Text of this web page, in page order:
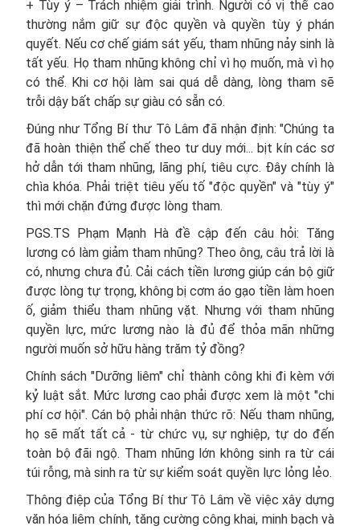
+ Tùy ý – Trách nhiệm giải trình. Người có vị thế cao
thường nắm giữ sự độc quyền và quyền tùy ý phán
quyết. Nếu cơ chế giám sát yếu, tham nhũng nảy sinh là
tất yếu. Họ tham nhũng không chỉ vì họ muốn, mà vì họ
có thể. Khi cơ hội làm sai quá dễ dàng, lòng tham sẽ
trỗi dậy bất chấp sự giàu có sẵn có.
Đúng như Tổng Bí thư Tô Lâm đã nhận định: "Chúng ta
đã hoàn thiện thể chế theo tư duy mới... bịt kín các sơ
hở dẫn tới tham nhũng, lãng phí, tiêu cực. Đây chính là
chìa khóa. Phải triệt tiêu yếu tố "độc quyền" và "tùy ý"
thì mới chặn đứng được lòng tham.
PGS.TS Phạm Mạnh Hà đề cập đến câu hỏi: Tăng
lương có làm giảm tham nhũng? Theo ông, câu trả lời là
có, nhưng chưa đủ. Cải cách tiền lương giúp cán bộ giữ
được lòng tự trọng, không bị cơm áo gạo tiền làm hoen
ố, giảm thiểu tham nhũng vặt. Nhưng với tham nhũng
quyền lực, mức lương nào là đủ để thỏa mãn những
người muốn sở hữu hàng trăm tỷ đồng?
Chính sách "Dưỡng liêm" chỉ thành công khi đi kèm với
kỷ luật sắt. Mức lương cao phải được xem là một "chi
phí cơ hội". Cán bộ phải nhận thức rõ: Nếu tham nhũng,
họ sẽ mất tất cả - từ chức vụ, sự nghiệp, tự do đến
toàn bộ đãi ngộ. Tham nhũng lớn không sinh ra từ cái
túi rỗng, mà sinh ra từ sự kiểm soát quyền lực lỏng lẻo.
Thông điệp của Tổng Bí thư Tô Lâm về việc xây dựng
văn hóa liêm chính, tăng cường công khai, minh bạch và